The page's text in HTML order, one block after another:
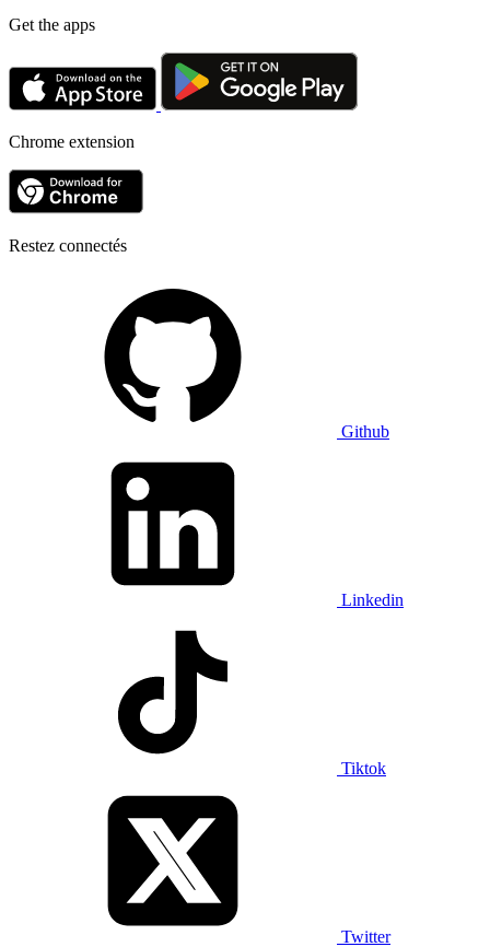
Get the apps
Chrome extension
Restez connectés
Github
Linkedin
Tiktok
Twitter